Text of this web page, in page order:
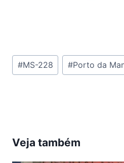
Tags
do
#MS-228 #Porto da
Veja também